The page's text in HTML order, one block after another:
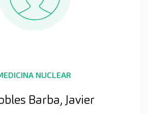
NUCLEAR
Barba, Javier